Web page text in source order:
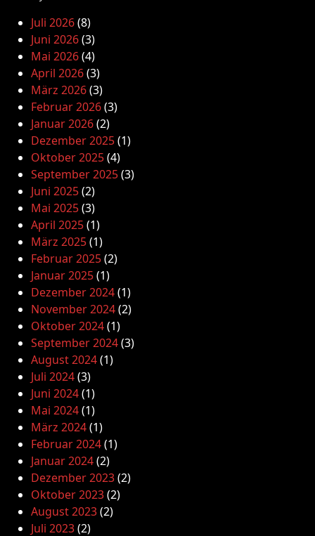
Juli 2026(8)
Juni 2026(3)
Mai 2026(4)
April 2026(3)
März 2026(3)
Februar 2026(3)
Januar 2026(2)
Dezember 2025(1)
Oktober 2025(4)
September 2025(3)
Juni 2025(2)
Mai 2025(3)
April 2025(1)
März 2025(1)
Februar 2025(2)
Januar 2025(1)
Dezember 2024(1)
November 2024(2)
Oktober 2024(1)
September 2024(3)
August 2024(1)
Juli 2024(3)
Juni 2024(1)
Mai 2024(1)
März 2024(1)
Februar 2024(1)
Januar 2024(2)
Dezember 2023(2)
Oktober 2023(2)
August 2023(2)
Juli 2023(2)